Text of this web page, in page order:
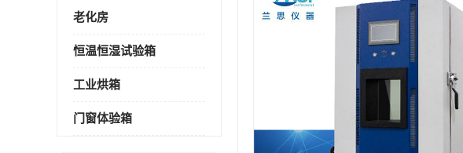
老化房
恒温恒湿试验箱
工业烘箱
门窗体验箱